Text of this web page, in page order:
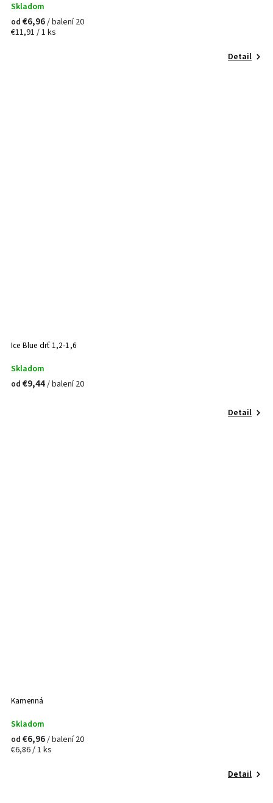
Skladom
od €6,96/ balení 20
€11,91 / 1 ks
Detail
Ice Blue drť 1,2-1,6
Skladom
od €9,44/ balení 20
Detail
Kamenná
Skladom
od €6,96/ balení 20
€6,86 / 1 ks
Detail